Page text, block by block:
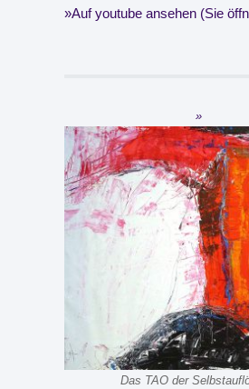
Auf youtube ansehen (Sie
Das TAO der